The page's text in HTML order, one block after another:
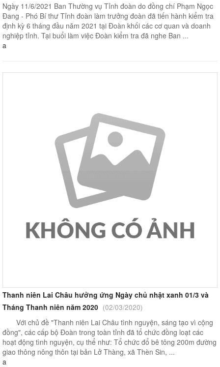
Ngày 11/6/2021 Ban Thường vụ Tỉnh đoàn do đồng chí Phạm Ngọc
Đang - Phó Bí thư Tỉnh đoàn làm trưởng đoàn đã tiến hành kiểm tra
định kỳ 6 tháng đầu năm 2021 tại Đoàn khối các cơ quan và doanh
nghiệp tỉnh. Tại buổi làm việc Đoàn kiểm tra đã nghe Ban ...
a
Thanh niên Lai Châu hưởng ứng Ngày chủ nhật xanh 01/3 và
Tháng Thanh niên năm 2020 (02/03/2020)
Với chủ đề "Thanh niên Lai Châu tình nguyện, sáng tạo vì cộng
đồng", các cấp bộ Đoàn trong toàn tỉnh đã tổ chức đồng loạt các
hoạt động tình nguyện, cụ thể như: Tổ chức đổ bê tông 200m đường
giao thông nông thôn tại bản Lở Thàng, xã Thèn Sin, ...
a